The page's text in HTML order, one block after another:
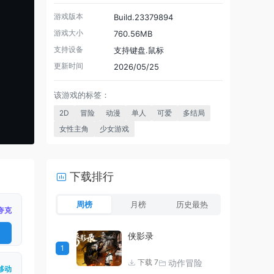
游戏版本 Build.23379894
游戏大小 760.56MB
支持设备 支持键盘.鼠标
更新时间 2026/05/25
该游戏的标签：
2D 冒险 动漫 单人 可爱
多结局
女性主角
少女游戏
克
动
下载排行
周榜 月榜 历史最热
1
侠影录
下载 7 动作冒险